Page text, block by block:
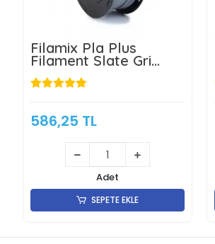
Filamix Pla Plus
Filament Slate Gri
1.75mm 1kg
586,25 TL
Adet
SEPETE EKLE